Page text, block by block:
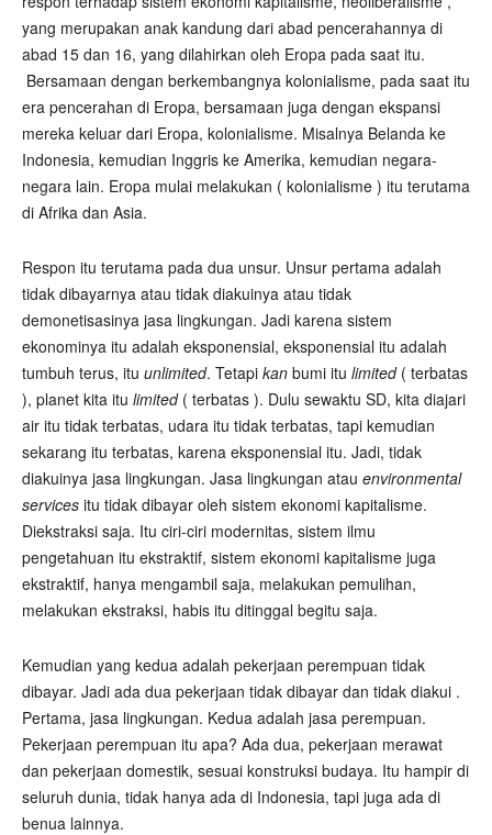
yang merupakan anak kandung dari abad pencerahannya di
abad 15 dan 16, yang dilahirkan oleh Eropa pada saat itu.
Bersamaan dengan berkembangnya kolonialisme, pada saat itu
era pencerahan di Eropa, bersamaan juga dengan ekspansi
mereka keluar dari Eropa, kolonialisme. Misalnya Belanda ke
Indonesia, kemudian Inggris ke Amerika, kemudian negara-
negara lain. Eropa mulai melakukan ( kolonialisme ) itu terutama
di Afrika dan Asia.
Respon itu terutama pada dua unsur. Unsur pertama adalah
tidak dibayarnya atau tidak diakuinya atau tidak
demonetisasinya jasa lingkungan. Jadi karena sistem
ekonominya itu adalah eksponensial, eksponensial itu adalah
tumbuh terus, itu unlimited. Tetapi kan bumi itu limited ( terbatas
), planet kita itu limited( terbatas ). Dulu sewaktu SD, kita diajari
air itu tidak terbatas, udara itu tidak terbatas, tapi kemudian
sekarang itu terbatas, karena eksponensial itu. Jadi, tidak
diakuinya jasa lingkungan. Jasa lingkungan atau environmental
services itu tidak dibayar oleh sistem ekonomi kapitalisme.
Diekstraksi saja. Itu ciri-ciri modernitas, sistem ilmu
pengetahuan itu ekstraktif, sistem ekonomi kapitalisme juga
ekstraktif, hanya mengambil saja, melakukan pemulihan,
melakukan ekstraksi, habis itu ditinggal begitu saja.
Kemudian yang kedua adalah pekerjaan perempuan tidak
dibayar. Jadi ada dua pekerjaan tidak dibayar dan tidak diakui .
Pertama, jasa lingkungan. Kedua adalah jasa perempuan.
Pekerjaan perempuan itu apa? Ada dua, pekerjaan merawat
dan pekerjaan domestik, sesuai konstruksi budaya. Itu hampir di
seluruh dunia, tidak hanya ada di Indonesia, tapi juga ada di
benua lainnya.